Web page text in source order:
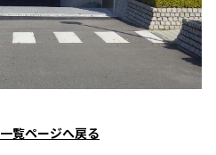
一覧ページへ戻る